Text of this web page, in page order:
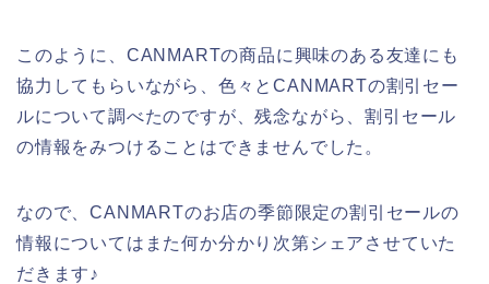
このように、CANMARTの商品に興味のある友達にも
協力してもらいながら、色々とCANMARTの割引セー
ルについて調べたのですが、残念ながら、割引セール
の情報をみつけることはできませんでした。
なので、CANMARTのお店の季節限定の割引セールの
情報についてはまた何か分かり次第シェアさせていた
だきます♪